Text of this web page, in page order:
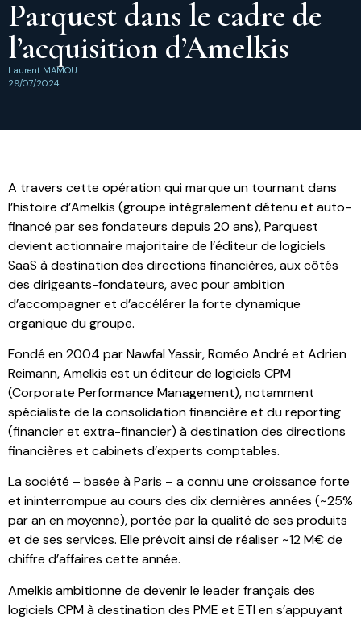
Parquest dans le cadre de
l’acquisition d’Amelkis
Laurent MAMOU
29/07/2024
A travers cette opération qui marque un tournant dans
l’histoire d’Amelkis (groupe intégralement détenu et auto-
financé par ses fondateurs depuis 20 ans), Parquest
devient actionnaire majoritaire de l’éditeur de logiciels
SaaS à destination des directions financières, aux côtés
des dirigeants-fondateurs, avec pour ambition
d’accompagner et d’accélérer la forte dynamique
organique du groupe.
Fondé en 2004 par Nawfal Yassir, Roméo André et Adrien
Reimann, Amelkis est un éditeur de logiciels CPM
(Corporate Performance Management), notamment
spécialiste de la consolidation financière et du reporting
(financier et extra-financier) à destination des directions
financières et cabinets d’experts comptables.
La société – basée à Paris – a connu une croissance forte
et ininterrompue au cours des dix dernières années (~25%
par an en moyenne), portée par la qualité de ses produits
et de ses services. Elle prévoit ainsi de réaliser ~12 M€ de
chiffre d’affaires cette année.
Amelkis ambitionne de devenir le leader français des
logiciels CPM à destination des PME et ETI en s’appuyant